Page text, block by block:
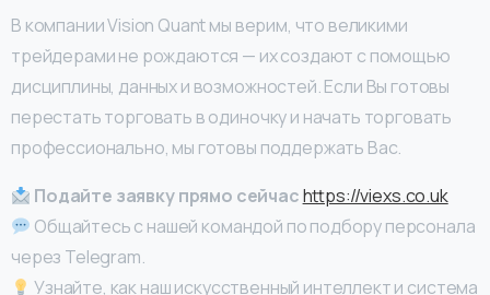
В компании Vision Quant мы верим, что великими
трейдерами не рождаются — их создают с помощью
дисциплины, данных и возможностей. Если Вы готовы
перестать торговать в одиночку и начать торговать
профессионально, мы готовы поддержать Вас.
Подайте заявку прямо сейчасhttps://viexs.co.uk
Общайтесь с нашей командой по подбору персонала
через Telegram.
Узнайте, как наш искусственный интеллект и система